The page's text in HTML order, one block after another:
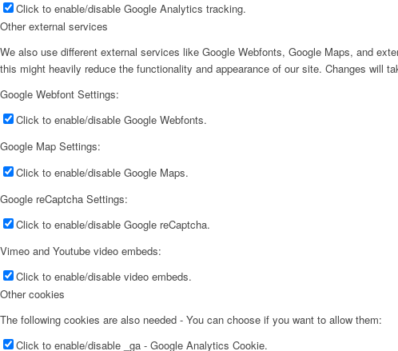
Click to enable/disable Google Analytics tracking.
Other external services
We also use different external services like Google Webfonts, Google Maps, and
this might heavily reduce the functionality and appearance of our site. Changes will
Google Webfont Settings:
Click to enable/disable Google Webfonts.
Google Map Settings:
Click to enable/disable Google Maps.
Google reCaptcha Settings:
Click to enable/disable Google reCaptcha.
Vimeo and Youtube video embeds:
Click to enable/disable video embeds.
Other cookies
The following cookies are also needed - You can choose if you want to allow them:
Click to enable/disable _ga - Google Analytics Cookie.